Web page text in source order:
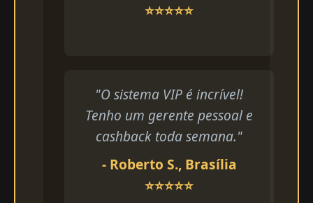
⭐⭐⭐⭐⭐
"O sistema VIP é incrível!
Tenho um gerente pessoal e
cashback toda semana."
- Roberto S., Brasília
⭐⭐⭐⭐⭐